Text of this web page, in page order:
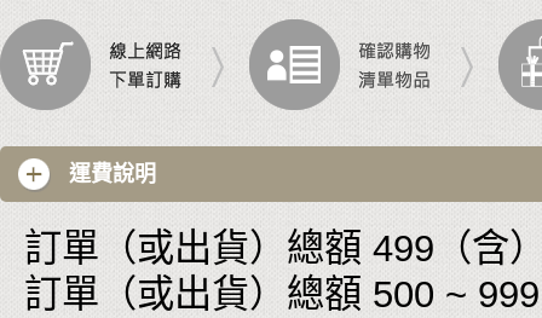
運費說明
訂單（或出貨）總額 499（含
訂單（或出貨）總額 500 ~